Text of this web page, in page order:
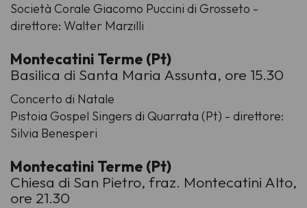
Società Corale Giacomo Puccini di Grosseto -
direttore: Walter Marzilli
Montecatini Terme (Pt)
Basilica di Santa Maria Assunta, ore 15.30
Concerto di Natale
Pistoia Gospel Singers di Quarrata (Pt) - direttore:
Silvia Benesperi
Montecatini Terme (Pt)
Chiesa di San Pietro, fraz. Montecatini Alto,
ore 21.30